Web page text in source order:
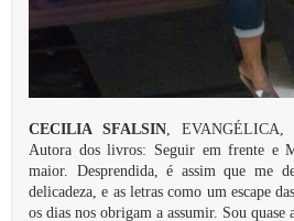
CECILIA SFALSIN, EVANGÉLICA,
Autora dos livros: Seguir em frente e
maior. Desprendida, é assim que me
delicadeza, e as letras como um escape
os dias nos obrigam a assumir. Sou quase